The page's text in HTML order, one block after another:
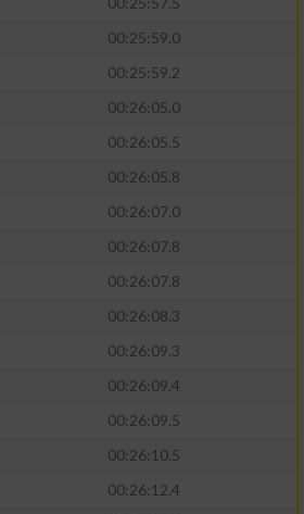
00:25:59.0
00:25:59.2
00:26:05.0
00:26:05.5
00:26:05.8
00:26:07.0
00:26:07.8
00:26:07.8
00:26:08.3
00:26:09.3
00:26:09.4
00:26:09.5
00:26:10.5
00:26:12.4